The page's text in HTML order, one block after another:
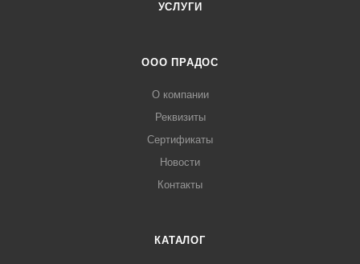
УСЛУГИ
ООО ПРАДОС
О компании
Реквизиты
Сертификаты
Новости
Контакты
КАТАЛОГ